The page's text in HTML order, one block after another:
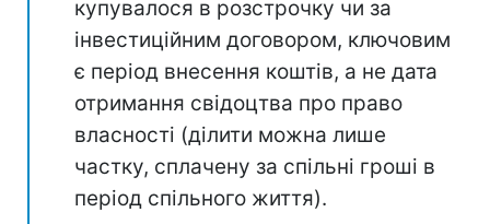
купувалося в розстрочку чи за
інвестиційним договором, ключовим
є період внесення коштів, а не дата
отримання свідоцтва про право
власності (ділити можна лише
частку, сплачену за спільні гроші в
період спільного життя).